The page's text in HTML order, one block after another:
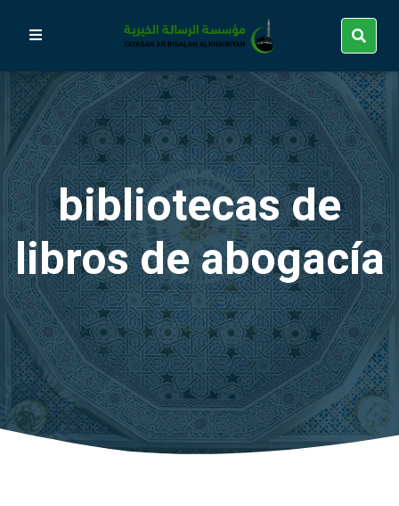
bibliotecas de
libros de abogacía